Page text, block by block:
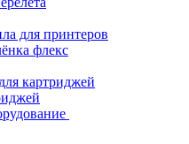
для принтеров
флекс
картриджей